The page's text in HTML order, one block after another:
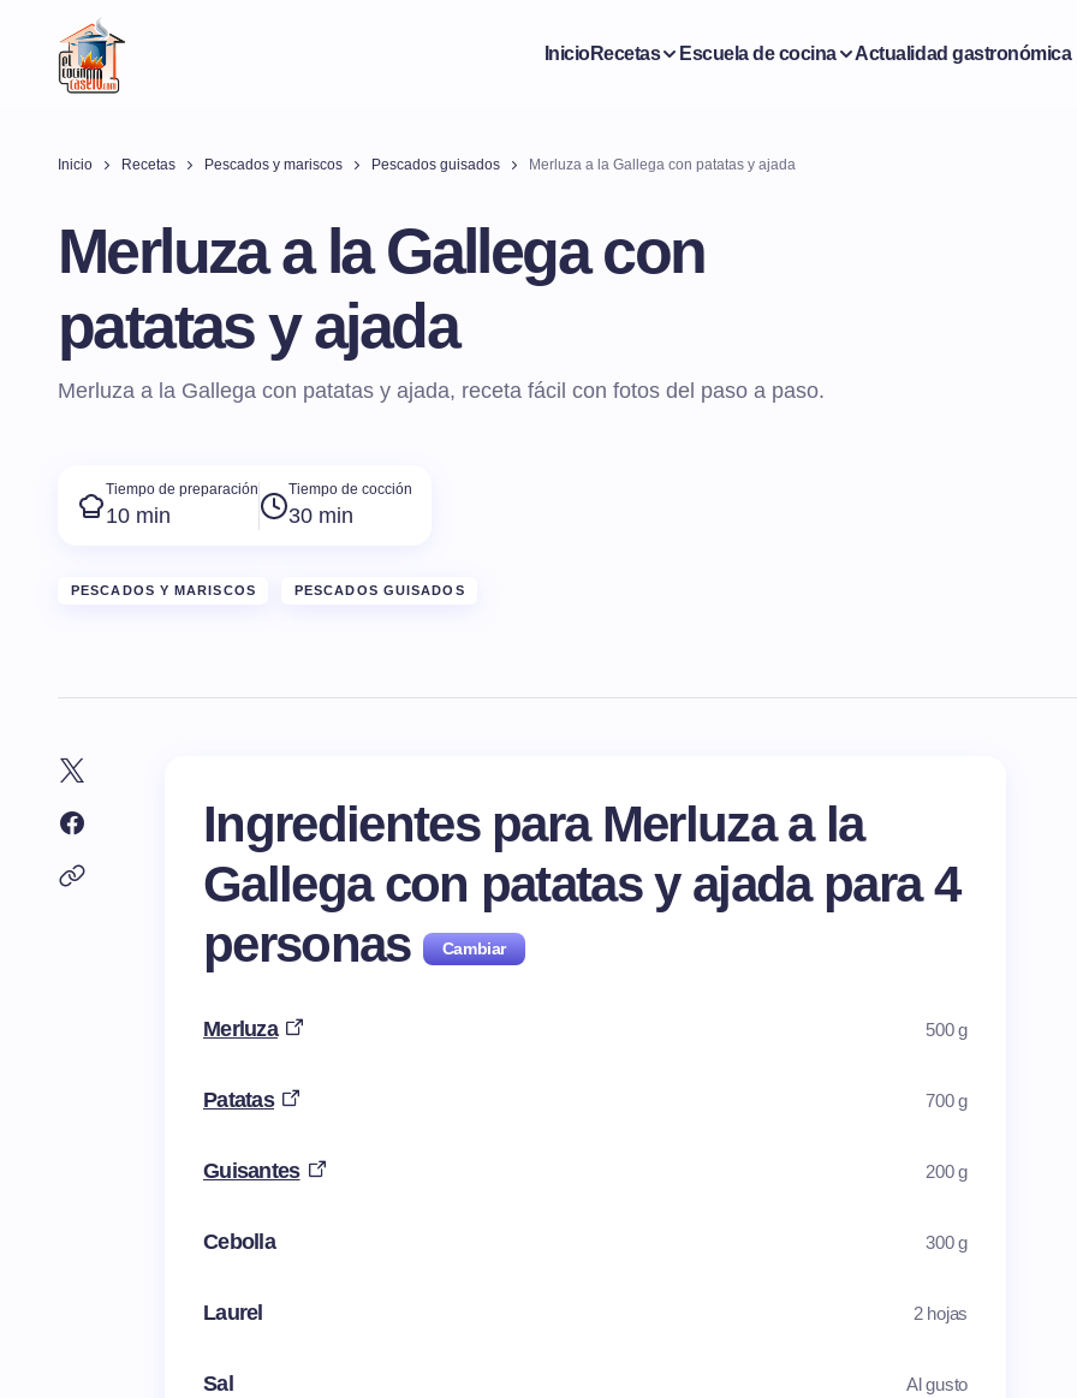
InicioRecetas Escuela de cocina Actualidad gastronómica
Inicio Recetas Pescados y mariscos Pescados guisados Merluza a la Gallega con patatas y ajada
Merluza a la Gallega con
patatas y ajada
Merluza a la Gallega con patatas y ajada, receta fácil con fotos del paso a paso.
Tiempo de preparación
10 min
Tiempo de cocción
30 min
PESCADOS Y MARISCOS PESCADOS GUISADOS
Ingredientes para Merluza a la
Gallega con patatas y ajada para4
personas
Merluza 500 g
Patatas 700 g
Guisantes 200 g
Cebolla 300 g
Laurel 2 hojas
Sal Al gusto